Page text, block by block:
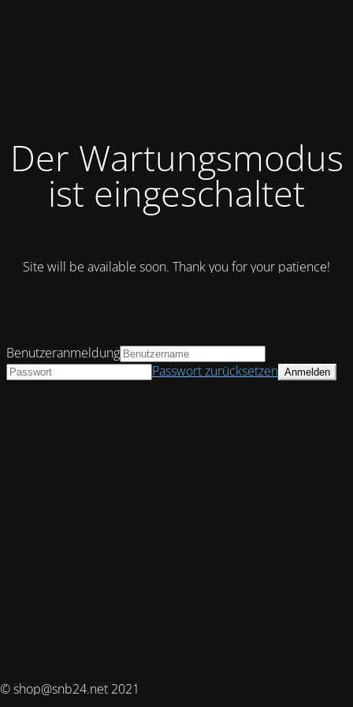
Der Wartungsmodus
ist eingeschaltet
Site will be available soon. Thank you for your patience!
© shop@snb24.net 2021
Benutzeranmeldung
Passwort zurücksetzen